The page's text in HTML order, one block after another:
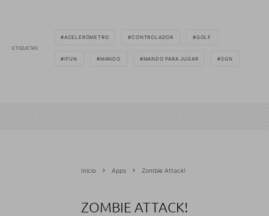
ETIQUETAS
ACELERÓMETRO CONTROLADOR GOLF
IFUN MANDO MANDO PARA JUGAR SGN
Inicio Apps Zombie Attack!
ZOMBIE ATTACK!